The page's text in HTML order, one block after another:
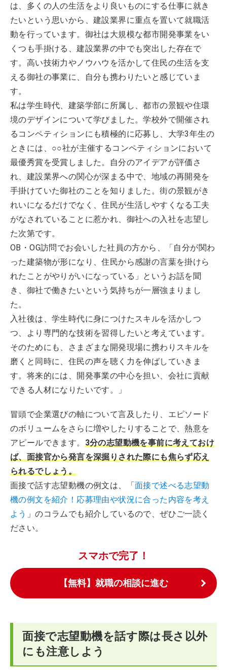
は、多くの人の生活をより良いものにする仕事に就き
たいという思いから、建設業界に重点を置いて就職活
動を行っています。御社は大規模な都市開発事業をい
くつも手掛ける、建設業界の中でも突出した存在で
す。高い技術力やノウハウを活かして住民の生活を支
える御社の事業に、自分も携わりたいと感じていま
す。
私は学生時代、建築学部に所属し、都市の景観や住環
境のデザインについて学びました。学校外で開催され
るコンペティションにも積極的に応募し、大学3年生の
ときには、○○社が主催するコンペティションにおいて
最優秀賞を受賞しました。自分のアイデアが評価さ
れ、建設業界への関心が深まる中で、地域の再開発を
手掛けていた御社のことを知りました。街の景観がき
れいになるだけでなく、住民が生活しやすくなる工夫
がなされていることに惹かれ、御社への入社を志望し
た次第です。
OB・OG訪問でお会いした社員の方から、「自分が関わ
った建築物が形になり、住民から感謝の言葉を掛けら
れたことがやりがいになっている」というお話を聞
き、御社で働きたいという気持ちが一層強まりまし
た。
入社後は、学生時代に身につけたスキルを活かしつ
つ、より専門的な技術を習得したいと考えています。
そのためにも、さまざまな開発現場に携わりスキルを
磨くと同時に、住民の声を聴く力を伸ばしていきま
す。将来的には、開発事業の中心を担い、会社に貢献
できる人材になりたいです。」
冒頭で企業選びの軸について言及したり、エピソード
のボリュームをさらに増やしたりすることで、熱意を
アピールできます。 3分の志望動機を事前に考えておけ
ば、面接官から発言を深掘りされた際にも焦らず応え
られるでしょう。
面接で話す志望動機の例文は、「面接で述べる志望動
機の例文を紹介！応募理由や状況に合った内容を考え
よう 」のコラムでも紹介しているので、ぜひご一読く
ださい。
スマホで完了！
【無料】就職の相談に進む
面接で志望動機を話す際は長さ以外
にも注意しよう